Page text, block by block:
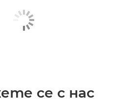
се с нас